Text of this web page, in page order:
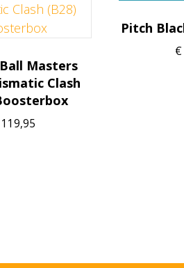
Masters
Clash
119,95
Pitch
€